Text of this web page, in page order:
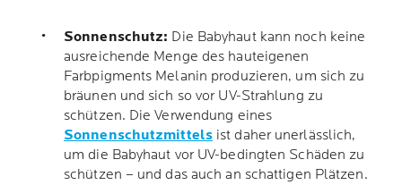
Sonnenschutz: Die Babyhaut kann noch keine
ausreichende Menge des hauteigenen
Farbpigments Melanin produzieren, um sich zu
bräunen und sich so vor UV-Strahlung zu
schützen. Die Verwendung eines
Sonnenschutzmittelsist daher unerlässlich,
um die Babyhaut vor UV-bedingten Schäden zu
schützen – und das auch an schattigen Plätzen.